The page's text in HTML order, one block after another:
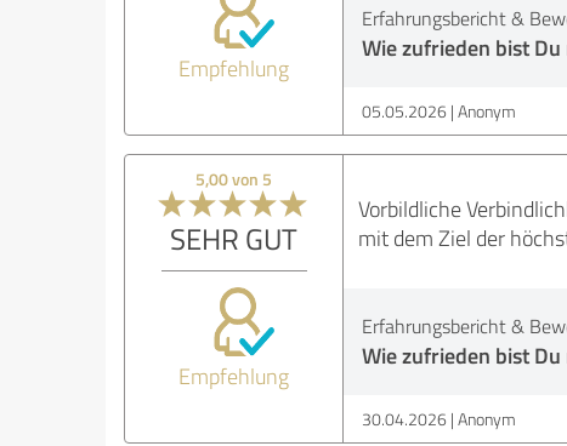
Empfehlung
Erfahrungsbericht &
Wie zufrieden bist Du
05.05.2026 Anonym
5,00 von 5
SEHR GUT
Empfehlung
Vorbildliche
mit dem Ziel der
Erfahrungsbericht &
Wie zufrieden bist Du
30.04.2026 Anonym